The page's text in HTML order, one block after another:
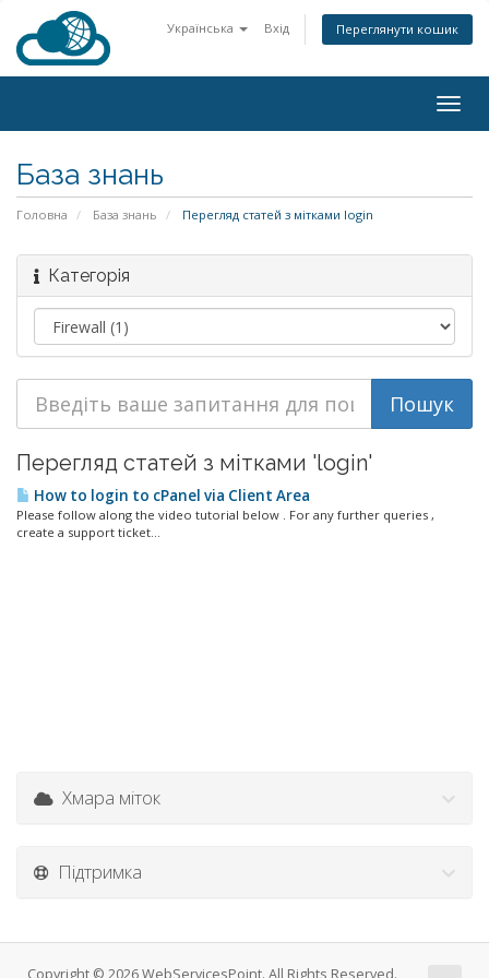
Українська Вхід Переглянути кошик
База знань
Головна База знань Перегляд статей з мітками login
Категорія
Перегляд статей з мітками 'login'
How to login to cPanel via Client Area
Please follow along the video tutorial below . For any further queries ,
create a support ticket...
Хмара міток
Підтримка
Copyright © 2026 WebServicesPoint. All Rights Reserved.